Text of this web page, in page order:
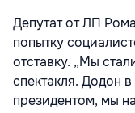
Депутат от ЛП
попытку
отставку. „Мы
спектакля. Додон
президентом, мы